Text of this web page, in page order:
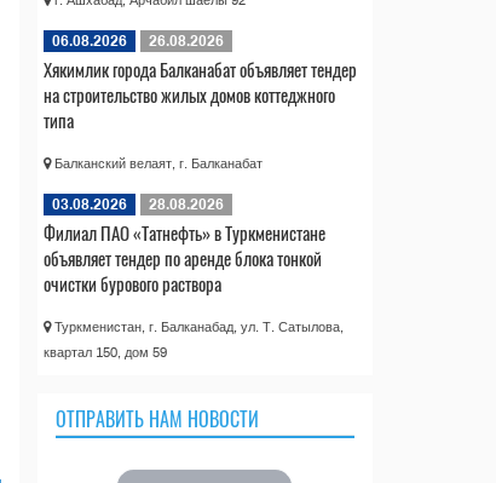
06.08.2026 26.08.2026
Хякимлик города Балканабат объявляет тендер
на строительство жилых домов коттеджного
типа
Балканский велаят, г. Балканабат
03.08.2026 28.08.2026
Филиал ПАО «Татнефть» в Туркменистане
объявляет тендер по аренде блока тонкой
очистки бурового раствора
Туркменистан, г. Балканабад, ул. Т. Сатылова,
квартал 150, дом 59
ОТПРАВИТЬ НАМ НОВОСТИ